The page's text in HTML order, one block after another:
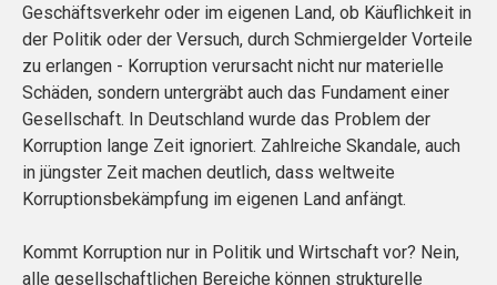
Geschäftsverkehr oder im eigenen Land, ob Käuflichkeit in
der Politik oder der Versuch, durch Schmiergelder Vorteile
zu erlangen - Korruption verursacht nicht nur materielle
Schäden, sondern untergräbt auch das Fundament einer
Gesellschaft. In Deutschland wurde das Problem der
Korruption lange Zeit ignoriert. Zahlreiche Skandale, auch
in jüngster Zeit machen deutlich, dass weltweite
Korruptionsbekämpfung im eigenen Land anfängt.
Kommt Korruption nur in Politik und Wirtschaft vor? Nein,
alle gesellschaftlichen Bereiche können strukturelle